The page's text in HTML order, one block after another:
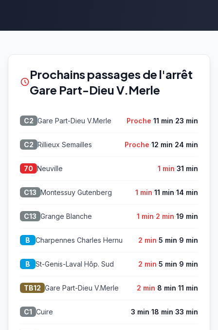
Prochains passages de l'arrêt
Gare Part-Dieu V.Merle
C2 Gare Part-Dieu V.Merle Proche·11 min·23 min
C2 Rillieux Semailles Proche·12 min·24 min
70 Neuville 1 min·31 min
C13 Montessuy Gutenberg 1 min·11 min·14 min
C13 Grange Blanche 1 min·2 min·19 min
B Charpennes Charles Hernu 2 min·5 min·9 min
B St-Genis-Laval Hôp. Sud 2 min·5 min·9 min
TB12 Gare Part-Dieu V.Merle 2 min·8 min·11 min
C1 Cuire 3 min·18 min·33 min